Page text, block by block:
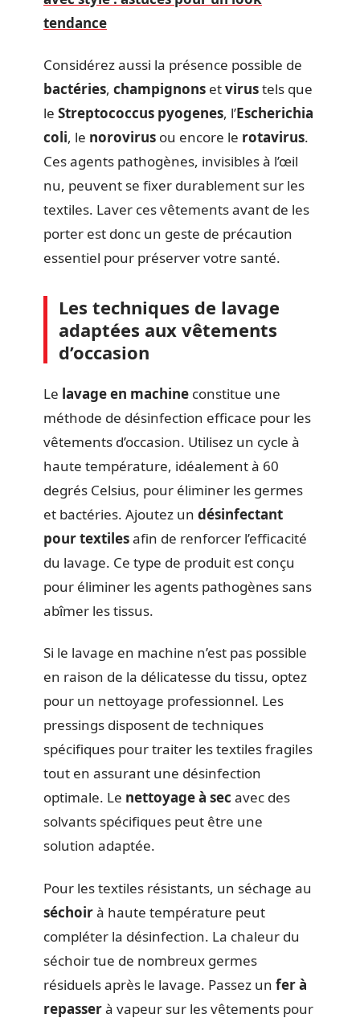
tendance
Considérez aussi la présence possible de
bactéries, champignons etvirustels que
le Streptococcus pyogenes, l’Escherichia
coli, le norovirus ou encore le rotavirus.
Ces agents pathogènes, invisibles à l’œil
nu, peuvent se fixer durablement sur les
textiles. Laver ces vêtements avant de les
porter est donc un geste de précaution
essentiel pour préserver votre santé.
Les techniques de lavage
adaptées aux vêtements
d’occasion
Le lavage en machine constitue une
méthode de désinfection efficace pour les
vêtements d’occasion. Utilisez un cycle à
haute température, idéalement à 60
degrés Celsius, pour éliminer les germes
et bactéries. Ajoutez un désinfectant
pour textilesafin de renforcer l’efficacité
du lavage. Ce type de produit est conçu
pour éliminer les agents pathogènes sans
abîmer les tissus.
Si le lavage en machine n’est pas possible
en raison de la délicatesse du tissu, optez
pour un nettoyage professionnel. Les
pressings disposent de techniques
spécifiques pour traiter les textiles fragiles
tout en assurant une désinfection
optimale. Le nettoyage à sec avec des
solvants spécifiques peut être une
solution adaptée.
Pour les textiles résistants, un séchage au
séchoirà haute température peut
compléter la désinfection. La chaleur du
séchoir tue de nombreux germes
résiduels après le lavage. Passez un fer à
repasserà vapeur sur les vêtements pour